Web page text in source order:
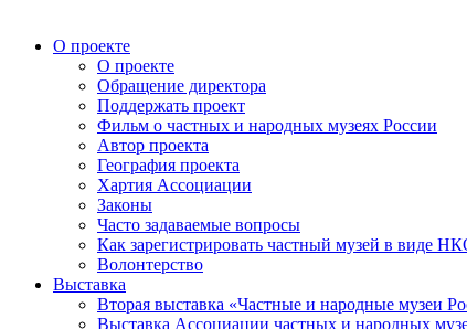
О проекте
О проекте
Обращение директора
Поддержать проект
Фильм о частных и народных музеях России
Автор проекта
География проекта
Хартия Ассоциации
Законы
Часто задаваемые вопросы
Как зарегистрировать частный музей в виде
Волонтерство
Выставка
Вторая выставка «Частные и народные музеи
Выставка Ассоциации частных и народных